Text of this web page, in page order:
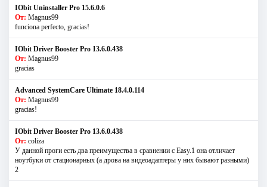
IObit Uninstaller Pro 15.6.0.6
От: Magnus99
funciona perfecto, gracias!
IObit Driver Booster Pro 13.6.0.438
От: Magnus99
gracias
Advanced SystemCare Ultimate 18.4.0.114
От: Magnus99
gracias!
IObit Driver Booster Pro 13.6.0.438
От: coliza
У данной проги есть два преимущества в сравнении с Easy.1 она отличает
ноутбуки от стационарных (а дрова на видеоадаптеры у них бывают разными)
2